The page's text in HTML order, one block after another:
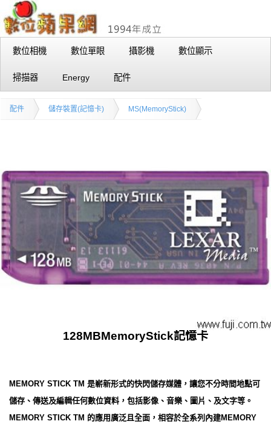
數位相機 數位單眼 攝影機 數位顯示
掃描器 Energy 配件
配件 儲存裝置(記憶卡) MS(MemoryStick)
128MBMemoryStick記憶卡
MEMORY STICK TM 是嶄新形式的快閃儲存媒體，讓您不分時間地點可
儲存、傳送及編輯任何數位資料，包括影像、音樂、圖片、及文字等。
MEMORY STICK TM 的應用廣泛且全面，相容於全系列內建MEMORY